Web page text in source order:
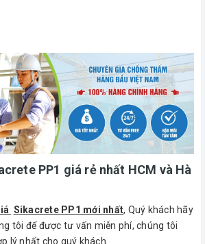
PP1 giá rẻ nhất HCM và Hà
Sikacrete PP1 mới nhất, Quý khách hãy
tôi để được tư vấn miễn phí, chúng tôi
lý nhất cho quý khách.